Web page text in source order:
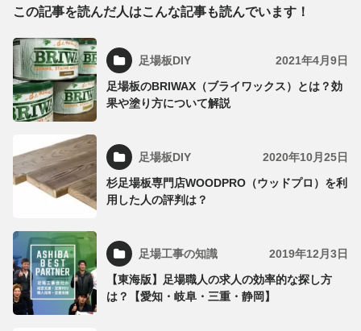
この記事を読んだ人はこんな記事も読んでいます！
足場板DIY 2021年4月9日
足場板のBRIWAX（ブライワックス）とは？効
果や塗り方について解説
足場板DIY 2020年10月25日
杉足場板専門店WOODPRO（ウッドプロ）を利
用した人の評判は？
足場工事の知識 2019年12月3日
【東海版】足場職人の求人の効率的な探し方
は？【愛知・岐阜・三重・静岡】